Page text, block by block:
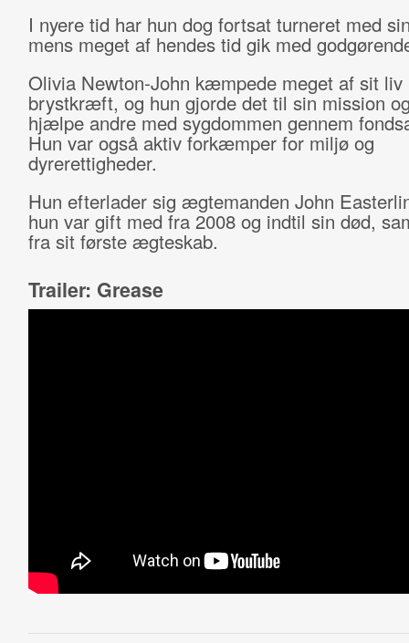
I nyere tid har hun dog fortsat turneret med
mens meget af hendes tid gik med
Olivia Newton-John kæmpede meget af sit liv
brystkræft, og hun gjorde det til sin mission
hjælpe andre med sygdommen gennem
Hun var også aktiv forkæmper for miljø og
dyrerettigheder.
Hun efterlader sig ægtemanden John
hun var gift med fra 2008 og indtil sin død,
fra sit første ægteskab.
Trailer: Grease